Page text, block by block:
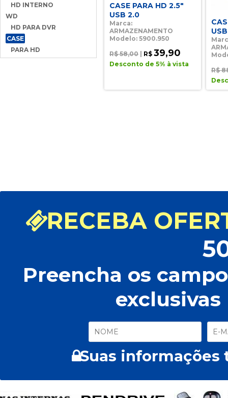
HD INTERNO
WD
HD PARA DVR
CASE
PARA HD
CASE PARA HD 2.5"
USB 2.0
Marca:
ARMAZENAMENTO
Modelo: 5900.950
R$ 58,00 | R$ 39,90
Desconto de 5% à vista
R$
RECEBA
Preencha os
exclusivas
Suas informações